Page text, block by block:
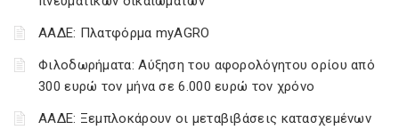
ΑΑΔΕ: Πλατφόρμα myAGRO
Φιλοδωρήματα: Αύξηση του αφορολόγητου ορίου από
300 ευρώ τον μήνα σε 6.000 ευρώ τον χρόνο
ΑΑΔΕ: Ξεμπλοκάρουν οι μεταβιβάσεις κατασχεμένων